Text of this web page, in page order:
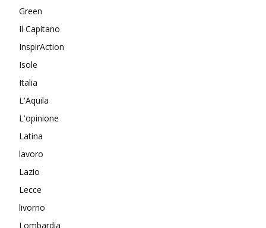
Green
Il Capitano
InspirAction
Isole
Italia
L'Aquila
L'opinione
Latina
lavoro
Lazio
Lecce
livorno
Lombardia